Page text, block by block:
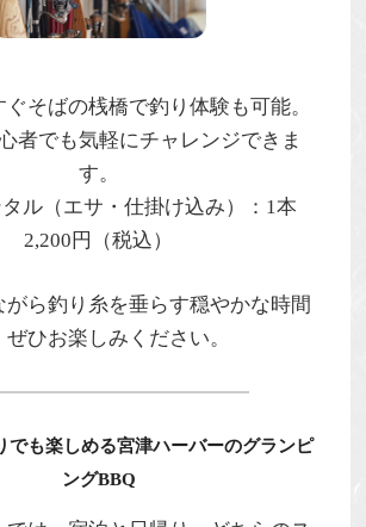
そばの桟橋で釣り体験も可能。
者でも気軽にチャレンジできま
す。
ル（エサ・仕掛け込み）：1本
2,200円（税込）
がら釣り糸を垂らす穏やかな時間
ぜひお楽しみください。
でも楽しめる宮津ハーバーのグランピ
ングBBQ